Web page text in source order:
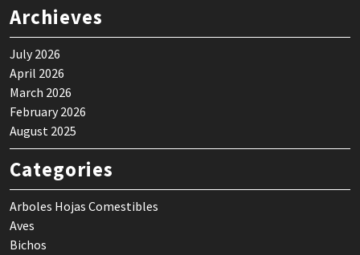
Archieves
July 2026
April 2026
March 2026
February 2026
August 2025
Categories
Arboles Hojas Comestibles
Aves
Bichos